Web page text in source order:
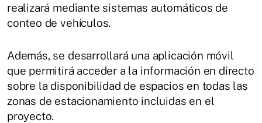
realizará mediante sistemas automáticos de
conteo de vehículos.
Además, se desarrollará una aplicación móvil
que permitirá acceder a la información en directo
sobre la disponibilidad de espacios en todas las
zonas de estacionamiento incluidas en el
proyecto.